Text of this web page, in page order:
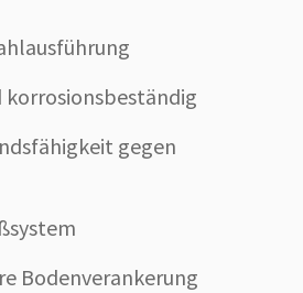
gegen
Bodenverankerung